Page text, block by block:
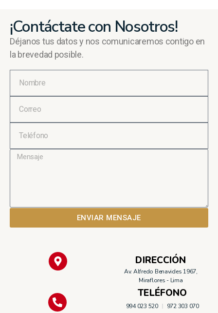
¡Contáctate con Nosotros!
Déjanos tus datos y nos comunicaremos contigo en
la brevedad posible.
ENVIAR MENSAJE
DIRECCIÓN
Av. Alfredo Benavides 1967,
Miraflores - Lima
TELÉFONO
994 023 520 972 303 070